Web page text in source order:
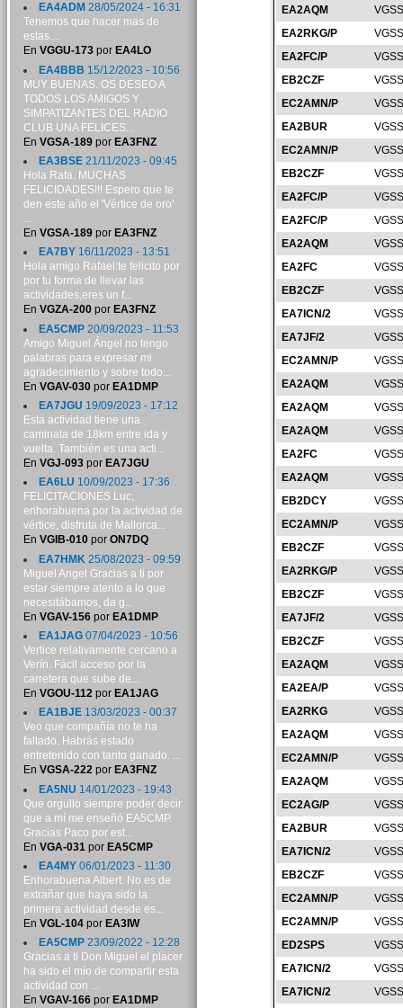
EA2AQM
EA2RKG/P
EA2FC/P
EB2CZF
EC2AMN/P
EA2BUR
EC2AMN/P
EB2CZF
EA2FC/P
EA2FC/P
EA2AQM
EA2FC
EB2CZF
EA7ICN/2
EA7JF/2
EC2AMN/P
EA2AQM
EA2AQM
EA2AQM
EA2FC
EA2AQM
EB2DCY
EC2AMN/P
EB2CZF
EA2RKG/P
EB2CZF
EA7JF/2
EB2CZF
EA2AQM
EA2EA/P
EA2RKG
EA2AQM
EC2AMN/P
EA2AQM
EC2AG/P
EA2BUR
EA7ICN/2
EB2CZF
EC2AMN/P
EC2AMN/P
ED2SPS
EA7ICN/2
EA7ICN/2
EA4ADM 28/05/2024 - 16:31
Tenemos que hacer mas de
estas....
En VGGU-173por EA4LO
EA4BBB 15/12/2023 - 10:56
MUY BUENAS. OS DESEO A
TODOS LOS AMIGOS Y
SIMPATIZANTES DEL RADIO
CLUB UNA FELICES...
En VGSA-189por EA3FNZ
EA3BSE21/11/2023 - 09:45
Hola Rafa. MUCHAS
FELICIDADES!!! Espero que te
den este año el 'Vértice de oro'
...
En VGSA-189por EA3FNZ
EA7BY16/11/2023 - 13:51
Hola amigo Rafael:te felicito por
por tu forma de llevar las
actividades,eres un f...
En VGZA-200por EA3FNZ
EA5CMP20/09/2023 - 11:53
Amigo Miguel Ángel no tengo
palabras para expresar mi
agradecimiento y sobre todo...
En VGAV-030por EA1DMP
EA7JGU 19/09/2023 - 17:12
Esta actividad tiene una
caminata de 18km entre ida y
vuelta. También es una acti...
En VGJ-093por EA7JGU
EA6LU 10/09/2023 - 17:36
FELICITACIONES Luc,
enhorabuena por la actividad de
vértice, disfruta de Mallorca...
En VGIB-010por ON7DQ
EA7HMK 25/08/2023 - 09:59
Miguel Angel Gracias a ti por
estar siempre atento a lo que
necesitábamos, da g...
En VGAV-156por EA1DMP
EA1JAG07/04/2023 - 10:56
Vertice relativamente cercano a
Verín. Fácil acceso por la
carretera que sube de...
En VGOU-112por EA1JAG
EA1BJE13/03/2023 - 00:37
Veo que compañía no te ha
faltado. Habrás estado
entretenido con tanto ganado. ...
En VGSA-222por EA3FNZ
EA5NU 14/01/2023 - 19:43
Que orgullo siempre poder decir
que a mí me enseñó EA5CMP.
Gracias Paco por est...
En VGA-031 por EA5CMP
EA4MY06/01/2023 - 11:30
Enhorabuena Albert. No es de
extrañar que haya sido la
primera actividad desde es...
En VGL-104por EA3IW
EA5CMP23/09/2022 - 12:28
Gracias a ti Don Miguel el placer
ha sido el mío de compartir esta
actividad con ...
En VGAV-166por EA1DMP